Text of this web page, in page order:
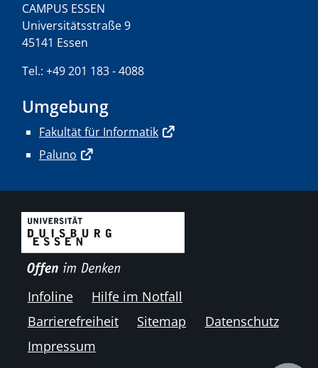
CAMPUS ESSEN
Universitätsstraße 9
45141 Essen
Tel.: +49 201 183 - 4088
Umgebung
Fakultät für Informatik
Paluno
Infoline
Hilfe im Notfall
Barrierefreiheit
Sitemap
Datenschutz
Impressum